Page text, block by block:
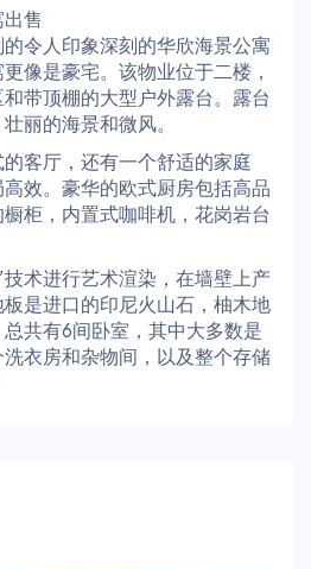
售
令人印象深刻的华欣海景公寓
像是豪宅。该物业位于二楼，
带顶棚的大型户外露台。露台
丽的海景和微风。
客厅，还有一个舒适的家庭
效。豪华的欧式厨房包括高品
柜，内置式咖啡机，花岗岩台
术进行艺术渲染，在墙壁上产
是进口的印尼火山石，柚木地
共有6间卧室，其中大多数是
衣房和杂物间，以及整个存储